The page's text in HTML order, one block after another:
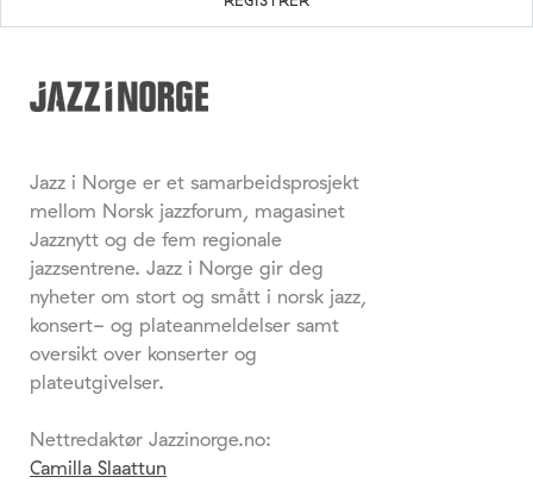
Jazz i Norge er et samarbeidsprosjekt
mellom Norsk jazzforum, magasinet
Jazznytt og de fem regionale
jazzsentrene. Jazz i Norge gir deg
nyheter om stort og smått i norsk jazz,
konsert- og plateanmeldelser samt
oversikt over konserter og
plateutgivelser.
Nettredaktør Jazzinorge.no:
Camilla Slaattun